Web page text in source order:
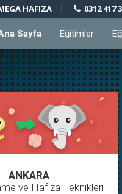
HAFIZA | 0312 417
Sayfa Eğitimler
ANKARA
ve Hafıza Teknikleri